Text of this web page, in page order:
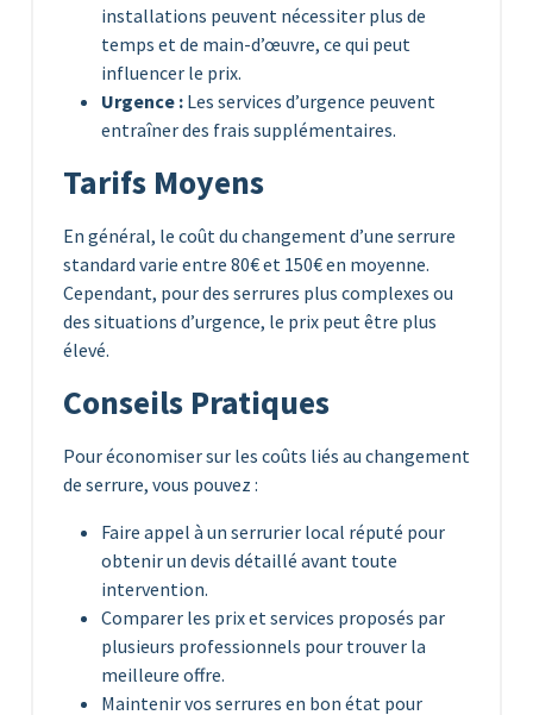
installations peuvent nécessiter plus de
temps et de main-d’œuvre, ce qui peut
influencer le prix.
Urgence : Les services d’urgence peuvent
entraîner des frais supplémentaires.
Tarifs Moyens
En général, le coût du changement d’une serrure
standard varie entre 80€ et 150€ en moyenne.
Cependant, pour des serrures plus complexes ou
des situations d’urgence, le prix peut être plus
élevé.
Conseils Pratiques
Pour économiser sur les coûts liés au changement
de serrure, vous pouvez :
Faire appel à un serrurier local réputé pour
obtenir un devis détaillé avant toute
intervention.
Comparer les prix et services proposés par
plusieurs professionnels pour trouver la
meilleure offre.
Maintenir vos serrures en bon état pour